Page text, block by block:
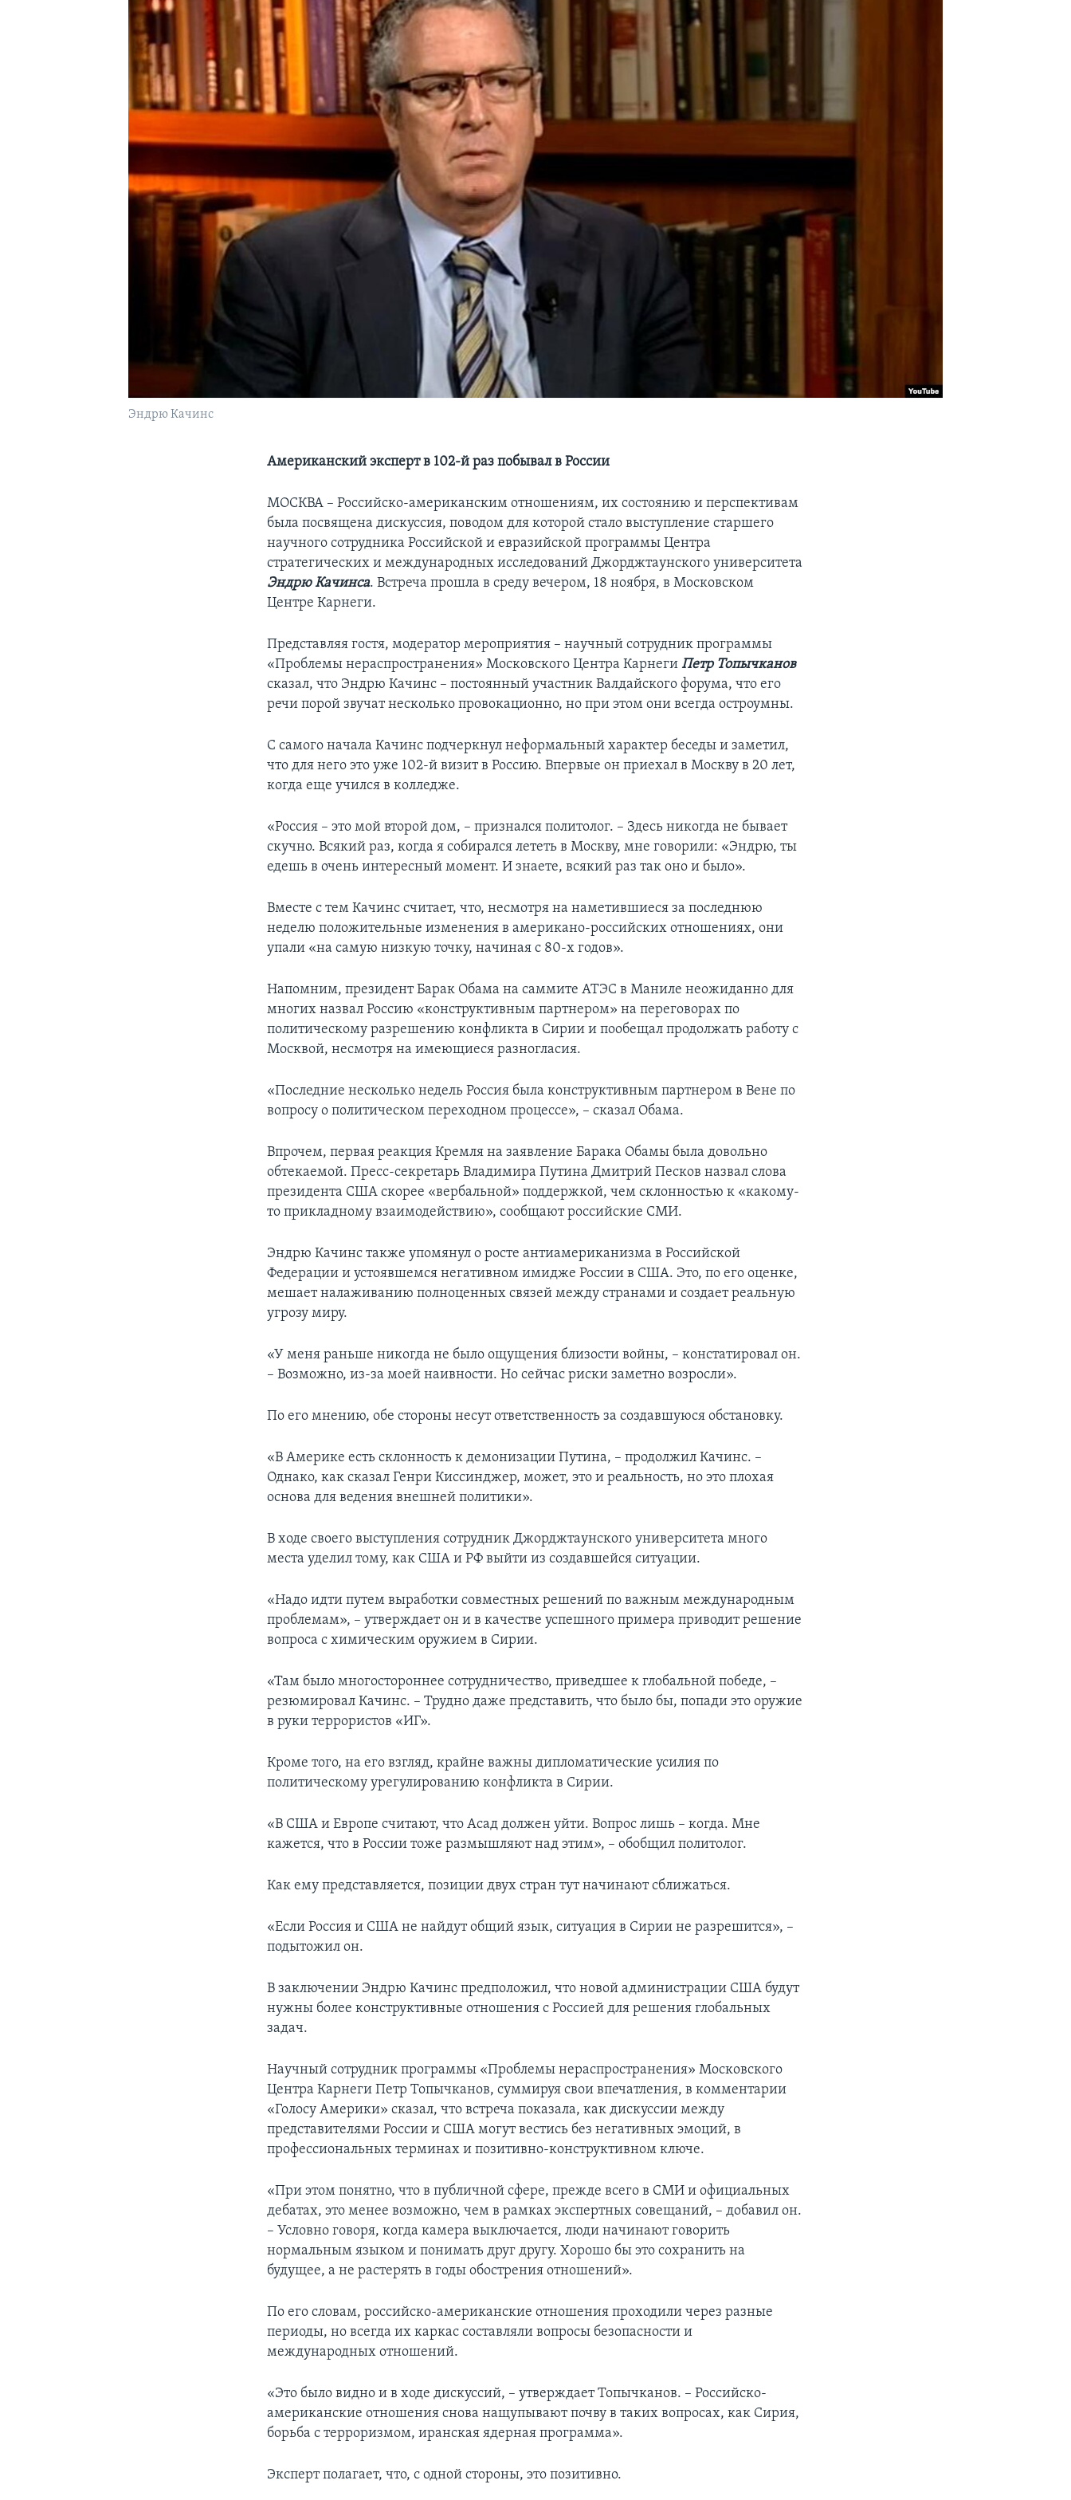
Эндрю Качинс
Американский эксперт в 102-й раз побывал в России
МОСКВА – Российско-американским отношениям, их состоянию и перспективам
была посвящена дискуссия, поводом для которой стало выступление старшего
научного сотрудника Российской и евразийской программы Центра
стратегических и международных исследований Джорджтаунского университета
Эндрю Качинса. Встреча прошла в среду вечером, 18 ноября, в Московском
Центре Карнеги.
Представляя гостя, модератор мероприятия – научный сотрудник программы
«Проблемы нераспространения» Московского Центра КарнегиПетр Топычканов
сказал, что Эндрю Качинс – постоянный участник Валдайского форума, что его
речи порой звучат несколько провокационно, но при этом они всегда остроумны.
С самого начала Качинс подчеркнул неформальный характер беседы и заметил,
что для него это уже 102-й визит в Россию. Впервые он приехал в Москву в 20 лет,
когда еще учился в колледже.
«Россия – это мой второй дом, – признался политолог. – Здесь никогда не бывает
скучно. Всякий раз, когда я собирался лететь в Москву, мне говорили: «Эндрю, ты
едешь в очень интересный момент. И знаете, всякий раз так оно и было».
Вместе с тем Качинс считает, что, несмотря на наметившиеся за последнюю
неделю положительные изменения в американо-российских отношениях, они
упали «на самую низкую точку, начиная с 80-х годов».
Напомним, президент Барак Обама на саммите АТЭС в Маниле неожиданно для
многих назвал Россию «конструктивным партнером» на переговорах по
политическому разрешению конфликта в Сирии и пообещал продолжать работу с
Москвой, несмотря на имеющиеся разногласия.
«Последние несколько недель Россия была конструктивным партнером в Вене по
вопросу о политическом переходном процессе», – сказал Обама.
Впрочем, первая реакция Кремля на заявление Барака Обамы была довольно
обтекаемой. Пресс-секретарь Владимира Путина Дмитрий Песков назвал слова
президента США скорее «вербальной» поддержкой, чем склонностью к «какому-
то прикладному взаимодействию», сообщают российские СМИ.
Эндрю Качинс также упомянул о росте антиамериканизма в Российской
Федерации и устоявшемся негативном имидже России в США. Это, по его оценке,
мешает налаживанию полноценных связей между странами и создает реальную
угрозу миру.
«У меня раньше никогда не было ощущения близости войны, – констатировал он.
– Возможно, из-за моей наивности. Но сейчас риски заметно возросли».
По его мнению, обе стороны несут ответственность за создавшуюся обстановку.
«В Америке есть склонность к демонизации Путина, – продолжил Качинс. –
Однако, как сказал Генри Киссинджер, может, это и реальность, но это плохая
основа для ведения внешней политики».
В ходе своего выступления сотрудник Джорджтаунского университета много
места уделил тому, как США и РФ выйти из создавшейся ситуации.
«Надо идти путем выработки совместных решений по важным международным
проблемам», – утверждает он и в качестве успешного примера приводит решение
вопроса с химическим оружием в Сирии.
«Там было многостороннее сотрудничество, приведшее к глобальной победе, –
резюмировал Качинс. – Трудно даже представить, что было бы, попади это оружие
в руки террористов «ИГ».
Кроме того, на его взгляд, крайне важны дипломатические усилия по
политическому урегулированию конфликта в Сирии.
«В США и Европе считают, что Асад должен уйти. Вопрос лишь – когда. Мне
кажется, что в России тоже размышляют над этим», – обобщил политолог.
Как ему представляется, позиции двух стран тут начинают сближаться.
«Если Россия и США не найдут общий язык, ситуация в Сирии не разрешится», –
подытожил он.
В заключении Эндрю Качинс предположил, что новой администрации США будут
нужны более конструктивные отношения с Россией для решения глобальных
задач.
Научный сотрудник программы «Проблемы нераспространения» Московского
Центра Карнеги Петр Топычканов, суммируя свои впечатления, в комментарии
«Голосу Америки» сказал, что встреча показала, как дискуссии между
представителями России и США могут вестись без негативных эмоций, в
профессиональных терминах и позитивно-конструктивном ключе.
«При этом понятно, что в публичной сфере, прежде всего в СМИ и официальных
дебатах, это менее возможно, чем в рамках экспертных совещаний, – добавил он.
– Условно говоря, когда камера выключается, люди начинают говорить
нормальным языком и понимать друг другу. Хорошо бы это сохранить на
будущее, а не растерять в годы обострения отношений».
По его словам, российско-американские отношения проходили через разные
периоды, но всегда их каркас составляли вопросы безопасности и
международных отношений.
«Это было видно и в ходе дискуссий, – утверждает Топычканов. – Российско-
американские отношения снова нащупывают почву в таких вопросах, как Сирия,
борьба с терроризмом, иранская ядерная программа».
Эксперт полагает, что, с одной стороны, это позитивно.